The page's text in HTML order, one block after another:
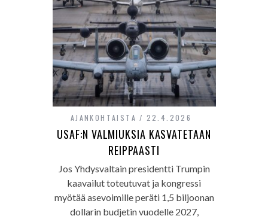
AJANKOHTAISTA 22.4.2026
USAF:N VALMIUKSIA KASVATETAAN
REIPPAASTI
Jos Yhdysvaltain presidentti Trumpin
kaavailut toteutuvat ja kongressi
myötää asevoimille peräti 1,5 biljoonan
dollarin budjetin vuodelle 2027,